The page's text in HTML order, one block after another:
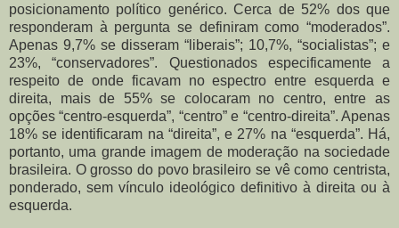
posicionamento político genérico. Cerca de 52% dos que
responderam à pergunta se definiram como “moderados”.
Apenas 9,7% se disseram “liberais”; 10,7%, “socialistas”; e
23%, “conservadores”. Questionados especificamente a
respeito de onde ficavam no espectro entre esquerda e
direita, mais de 55% se colocaram no centro, entre as
opções “centro-esquerda”, “centro” e “centro-direita”. Apenas
18% se identificaram na “direita”, e 27% na “esquerda”. Há,
portanto, uma grande imagem de moderação na sociedade
brasileira. O grosso do povo brasileiro se vê como centrista,
ponderado, sem vínculo ideológico definitivo à direita ou à
esquerda.